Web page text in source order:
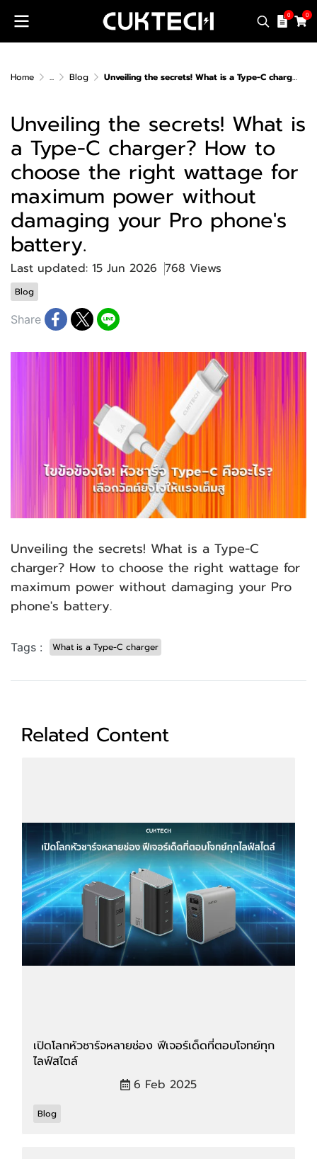
0 0
Home ... Blog Unveiling the secrets! What is a Type-C charger? How to choose the right wattage for maximum power without damaging your Pro phone's battery.
Unveiling the secrets! What is
a Type-C charger? How to
choose the right wattage for
maximum power without
damaging your Pro phone's
battery.
Last updated: 15 Jun 2026 768 Views
Blog
Share
Unveiling the secrets! What is a Type-C
charger? How to choose the right wattage for
maximum power without damaging your Pro
phone's battery.
Tags : What is a Type-C charger
Related Content
เปิดโลกหัวชาร์จหลายช่อง ฟีเจอร์เด็ดที่ตอบโจทย์ทุก
ไลฟ์สไตล์
6 Feb 2025
Blog